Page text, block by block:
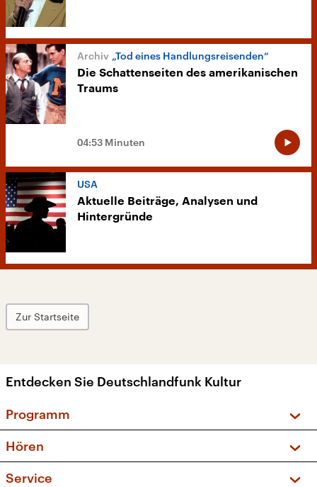
„Tod eines Handlungsreisenden“
Die Schattenseiten des amerikanischen
Traums
04:53 Minuten
USA
Aktuelle Beiträge, Analysen und
Hintergründe
Zur Startseite
Entdecken Sie Deutschlandfunk Kultur
Programm
Sendungen und Podcasts
Hören
Service